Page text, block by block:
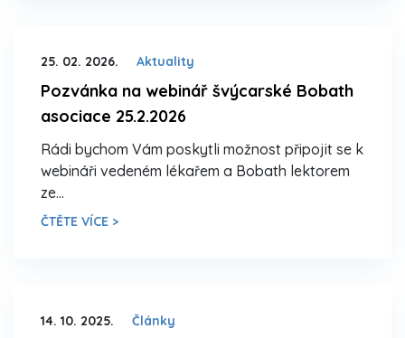
25. 02. 2026. Aktuality
Pozvánka na webinář švýcarské Bobath
asociace 25.2.2026
Rádi bychom Vám poskytli možnost připojit se k
webináři vedeném lékařem a Bobath lektorem
ze…
ČTĚTE VÍCE >
14. 10. 2025. Články